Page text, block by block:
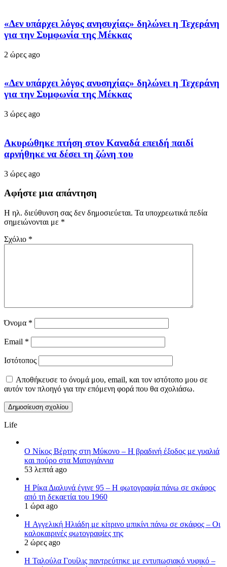
«Δεν υπάρχει λόγος ανησυχίας» δηλώνει η Τεχεράνη
για την Συμφωνία της Μέκκας
2 ώρες ago
«Δεν υπάρχει λόγος ανυσηχίας» δηλώνει η Τεχεράνη
για την Συμφωνία της Μέκκας
3 ώρες ago
Ακυρώθηκε πτήση στον Καναδά επειδή παιδί
αρνήθηκε να δέσει τη ζώνη του
3 ώρες ago
Αφήστε μια απάντηση
Η ηλ. διεύθυνση σας δεν δημοσιεύεται. Τα υποχρεωτικά πεδία
σημειώνονται με *
Σχόλιο *
Όνομα *
Email *
Ιστότοπος
Αποθήκευσε το όνομά μου, email, και τον ιστότοπο μου σε
αυτόν τον πλοηγό για την επόμενη φορά που θα σχολιάσω.
Life
Ο Νίκος Βέρτης στη Μύκονο – Η βραδινή έξοδος με γυαλιά
και πούρο στα Ματογιάννια
53 λεπτά ago
Η Ρίκα Διαλυνά έγινε 95 – Η φωτογραφία πάνω σε σκάφος
από τη δεκαετία του 1960
1 ώρα ago
H Αγγελική Ηλιάδη με κίτρινο μπικίνι πάνω σε σκάφος – Οι
καλοκαιρινές φωτογραφίες της
2 ώρες ago
Η Ταλούλα Γουίλις παντρεύτηκε με εντυπωσιακό νυφικό –